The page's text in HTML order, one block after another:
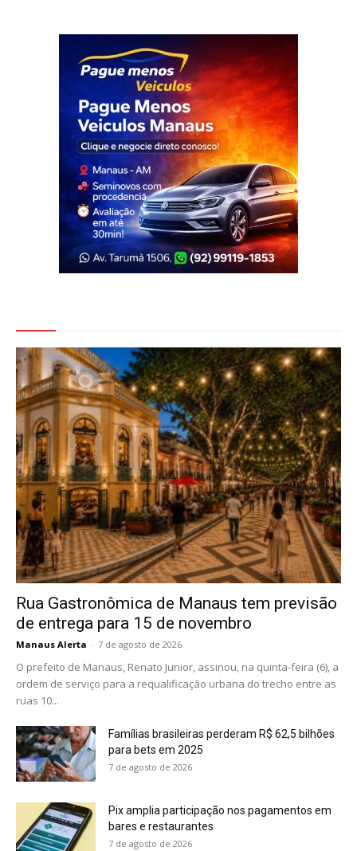
Rua Gastronômica de Manaus tem previsão
de entrega para 15 de novembro
Manaus Alerta - 7 de agosto de 2026
O prefeito de Manaus, Renato Junior, assinou, na quinta-feira (6), a
ordem de serviço para a requalificação urbana do trecho entre as
ruas 10...
Famílias brasileiras perderam R$ 62,5 bilhões
para bets em 2025
7 de agosto de 2026
Pix amplia participação nos pagamentos em
bares e restaurantes
7 de agosto de 2026